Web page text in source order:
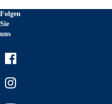
Folgen
Sie
uns